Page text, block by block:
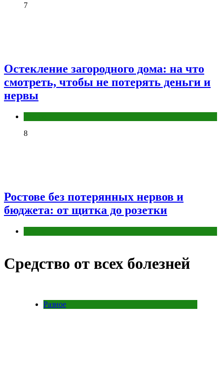
7
Остекление загородного дома: на что
смотреть, чтобы не потерять деньги и
нервы
8
Ростове без потерянных нервов и
бюджета: от щитка до розетки
Средство от всех болезней
Разное